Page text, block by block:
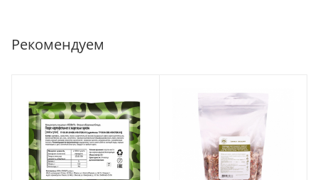
Рекомендуем